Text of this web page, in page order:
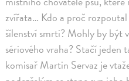
zvířata… Kdo a proč
šílenství smrti? Mohly by být
sériového vraha? Stačí jeden
komisař Martin Servaz je